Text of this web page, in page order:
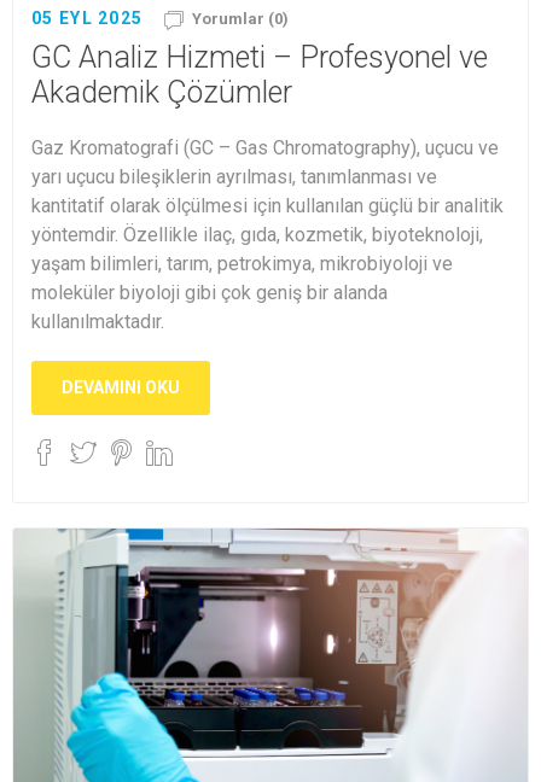
05 EYL 2025 Yorumlar (0)
GC Analiz Hizmeti – Profesyonel ve
Akademik Çözümler
Gaz Kromatografi (GC – Gas Chromatography), uçucu ve
yarı uçucu bileşiklerin ayrılması, tanımlanması ve
kantitatif olarak ölçülmesi için kullanılan güçlü bir analitik
yöntemdir. Özellikle ilaç, gıda, kozmetik, biyoteknoloji,
yaşam bilimleri, tarım, petrokimya, mikrobiyoloji ve
moleküler biyoloji gibi çok geniş bir alanda
kullanılmaktadır.
DEVAMINI OKU